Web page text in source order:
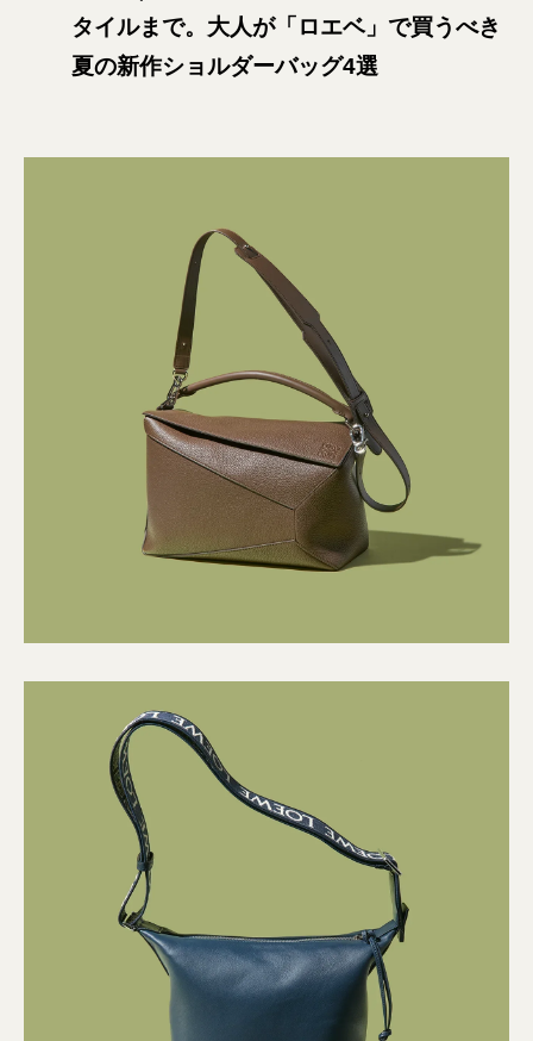
タイルまで。大人が「ロエベ」で買うべき
夏の新作ショルダーバッグ4選